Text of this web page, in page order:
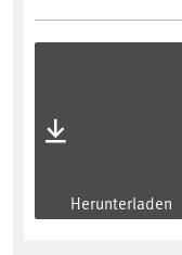
Herunterladen